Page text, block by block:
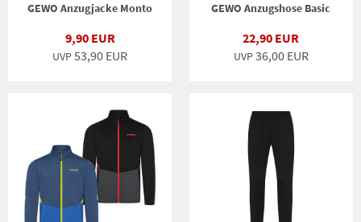
GEWO Anzugjacke Monto
9,90 EUR
UVP53,90 EUR
GEWO Anzugshose Basic
22,90 EUR
UVP36,00 EUR